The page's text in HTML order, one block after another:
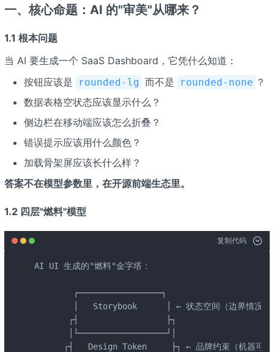
一、核心命题：AI 的"审美"从哪来？
1.1 根本问题
当 AI 要生成一个 SaaS Dashboard，它凭什么知道：
按钮应该是
rounded-lg 而不是 rounded-none ？
数据表格空状态应该显示什么？
侧边栏在移动端应该怎么折叠？
错误提示应该用什么颜色？
加载骨架屏应该长什么样？
答案不在模型参数里，在开源前端生态里。
1.2 四层"燃料"模型
复制代码
AI UI 生成的"燃料"金字塔：
        ┌─────────────────┐
        │   Storybook      │ ← 状态空间（边界情况）
       ┌┤                  ├┐
       │└──────────────────┘│
┌┤   Design Token     ├┐ ← 品牌约束（机器可读